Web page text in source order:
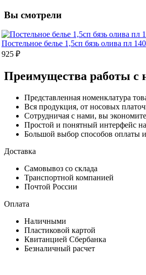
Вы смотрели
Постельное белье 1,5сп бязь олива пл
925 ₽
Преимущества работы с
Представленная номенклатура
Вся продукция, от носовых
Сотрудничая с нами, вы
Простой и понятный интерфейс
Большой выбор способов оплаты
Доставка
Самовывоз со склада
Транспортной компанией
Почтой России
Оплата
Наличными
Пластиковой картой
Квитанцией Сбербанка
Безналичный расчет